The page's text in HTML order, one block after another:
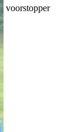
voorstopper